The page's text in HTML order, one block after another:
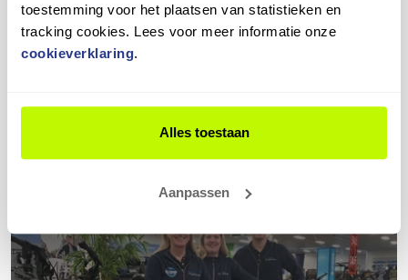
toestemming voor het plaatsen van statistieken en
tracking cookies. Lees voor meer informatie onze
cookieverklaring.
Alles toestaan
Aanpassen
3 beoordelingenin de laatste 12 maanden100%beveelt ons
aan